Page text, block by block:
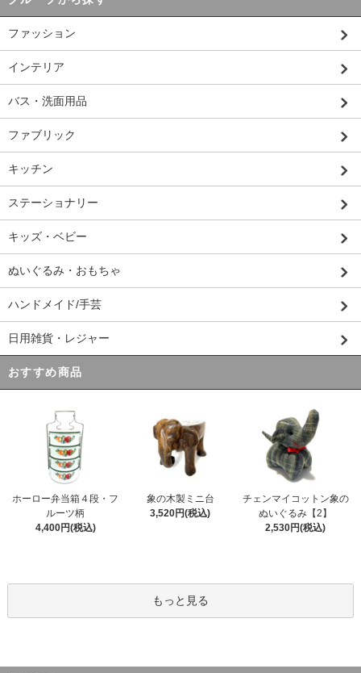
ファッション
インテリア
バス・洗面用品
ファブリック
キッチン
ステーショナリー
キッズ・ベビー
ぬいぐるみ・おもちゃ
ハンドメイド/手芸
日用雑貨・レジャー
おすすめ商品
ホーロー弁当箱４段・フ
ルーツ柄
4,400円(税込)
象の木製ミニ台
3,520円(税込)
チェンマイコットン象の
ぬいぐるみ【2】
2,530円(税込)
もっと見る